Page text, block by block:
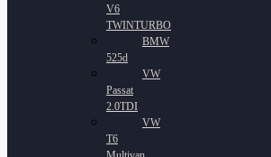
V6
TWINTURBO
BMW
525d
VW
Passat
2.0TDI
VW
T6